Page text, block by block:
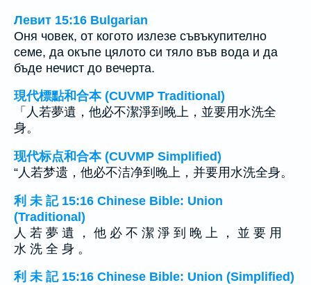
Левит 15:16 Bulgarian
Оня човек, от когото излезе съвъкупително
семе, да окъпе цялото си тяло във вода и да
бъде нечист до вечерта.
現代標點和合本 (CUVMP Traditional)
「人若夢遺，他必不潔淨到晚上，並要用水洗全
身。
现代标点和合本 (CUVMP Simplified)
“人若梦遗，他必不洁净到晚上，并要用水洗全身。
利 未 記 15:16 Chinese Bible: Union
(Traditional)
人 若 夢 遺 ， 他 必 不 潔 淨 到 晚 上 ， 並 要 用
水 洗 全 身 。
利 未 記 15:16 Chinese Bible: Union (Simplified)